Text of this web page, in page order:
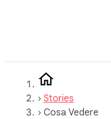
› Stories
› Cosa Vedere